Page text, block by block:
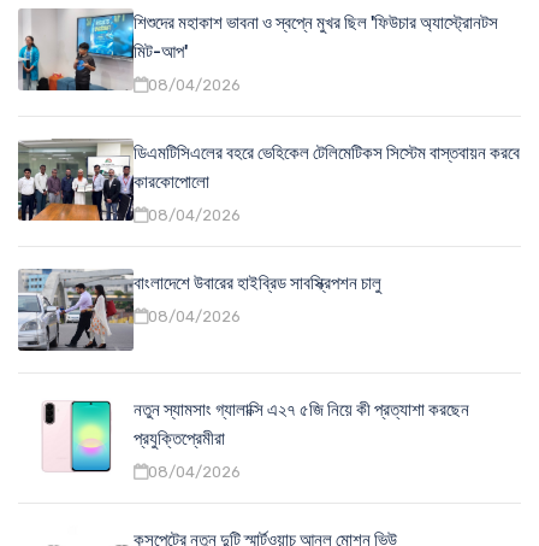
শিশুদের মহাকাশ ভাবনা ও স্বপ্নে মুখর ছিল 'ফিউচার অ্যাস্ট্রোনটস
মিট-আপ'
08/04/2026
ডিএমটিসিএলের বহরে ভেহিকেল টেলিমেটিকস সিস্টেম বাস্তবায়ন করবে
কারকোপোলো
08/04/2026
বাংলাদেশে উবারের হাইব্রিড সাবস্ক্রিপশন চালু
08/04/2026
নতুন স্যামসাং গ্যালাক্সি এ২৭ ৫জি নিয়ে কী প্রত্যাশা করছেন
প্রযুক্তিপ্রেমীরা
08/04/2026
কসপেটের নতুন দুটি স্মার্টওয়াচ আনল মোশন ভিউ